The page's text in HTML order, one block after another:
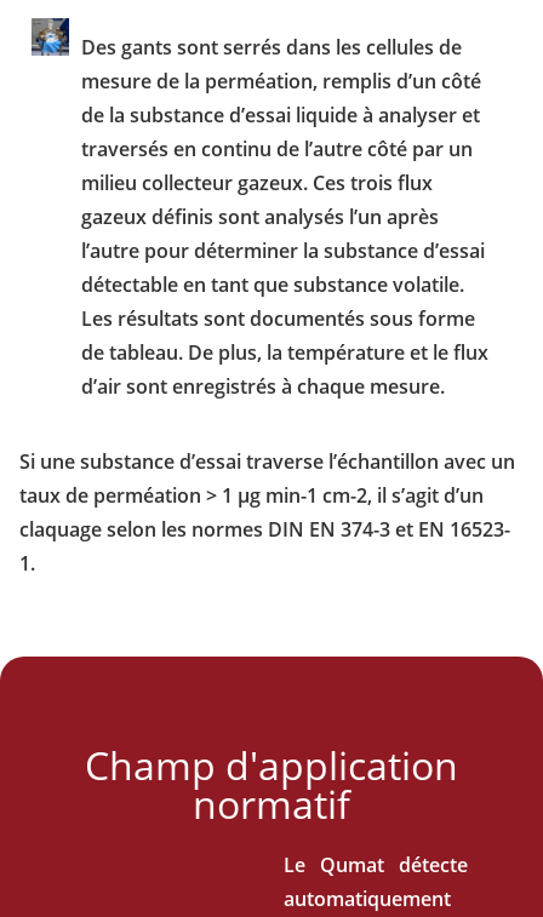
Des gants sont serrés dans les cellules de
mesure de la perméation, remplis d’un côté
de la substance d’essai liquide à analyser et
traversés en continu de l’autre côté par un
milieu collecteur gazeux. Ces trois flux
gazeux définis sont analysés l’un après
l’autre pour déterminer la substance d’essai
détectable en tant que substance volatile.
Les résultats sont documentés sous forme
de tableau. De plus, la température et le flux
d’air sont enregistrés à chaque mesure.
Si une substance d’essai traverse l’échantillon avec un
taux de perméation > 1 µg min-1 cm-2, il s’agit d’un
claquage selon les normes DIN EN 374-3 et EN 16523-
1.
Champ d'application
normatif
Le Qumat détecte
automatiquement